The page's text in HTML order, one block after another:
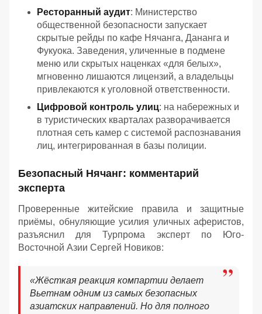
Ресторанный аудит: Министерство
общественной безопасности запускает
скрытые рейды по кафе Нячанга, Дананга и
Фукуока. Заведения, уличенные в подмене
меню или скрытых наценках «для белых»,
мгновенно лишаются лицензий, а владельцы
привлекаются к уголовной ответственности.
Цифровой контроль улиц: на набережных и
в туристических кварталах разворачивается
плотная сеть камер с системой распознавания
лиц, интегрированная в базы полиции.
Безопасный Нячанг: комментарий
эксперта
Проверенные житейские правила и защитные
приёмы, обнуляющие усилия уличных аферистов,
разъяснил для Турпрома эксперт по Юго-
Восточной Азии Сергей Новиков:
«Жёсткая реакция компартии делает
Вьетнам одним из самых безопасных
азиатских направлений. Но для полного